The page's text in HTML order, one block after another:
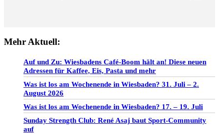
Mehr Aktuell:
Auf und Zu: Wiesbadens Café-Boom hält an! Diese neuen
Adressen für Kaffee, Eis, Pasta und mehr
Was ist los am Wochenende in Wiesbaden? 31. Juli – 2.
August 2026
Was ist los am Wochenende in Wiesbaden? 17. – 19. Juli
Sunday Strength Club: René Asaj baut Sport-Community
auf